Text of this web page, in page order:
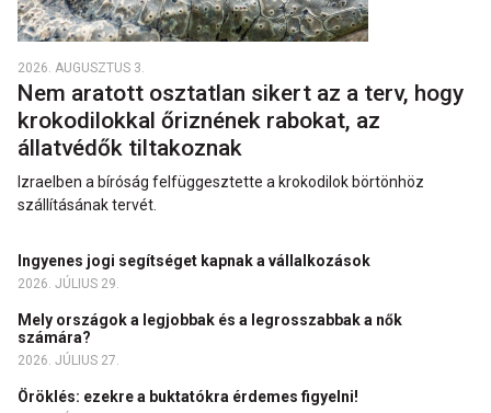
2026. AUGUSZTUS 3.
Nem aratott osztatlan sikert az a terv, hogy
krokodilokkal őriznének rabokat, az
állatvédők tiltakoznak
Izraelben a bíróság felfüggesztette a krokodilok börtönhöz
szállításának tervét.
Ingyenes jogi segítséget kapnak a vállalkozások
2026. JÚLIUS 29.
Mely országok a legjobbak és a legrosszabbak a nők
számára?
2026. JÚLIUS 27.
Öröklés: ezekre a buktatókra érdemes figyelni!